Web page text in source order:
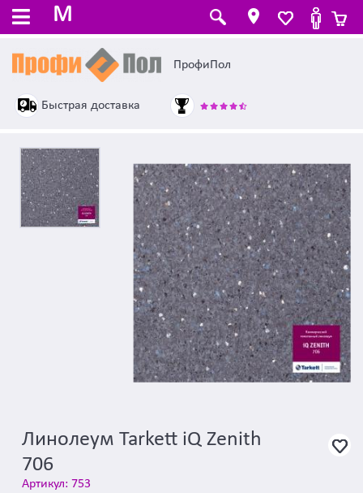
M
ПрофиПол
Быстрая доставка
Линолеум Tarkett iQ Zenith
706
Артикул: 753